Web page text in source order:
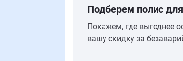
Подберем полис
Покажем, где выгоднее
вашу скидку за